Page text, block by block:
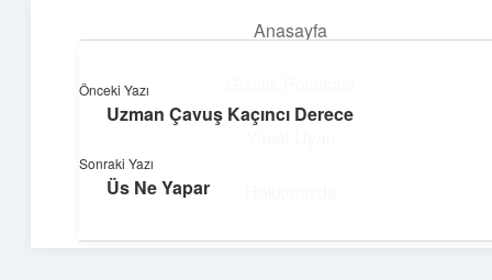
Anasayfa
Neşeli Fikir Köşesi
Hayatına neşe katan kısa hikayeler!
Önceki Yazı
Uzman Çavuş Kaçıncı Derece
Sonraki Yazı
Üs Ne Yapar